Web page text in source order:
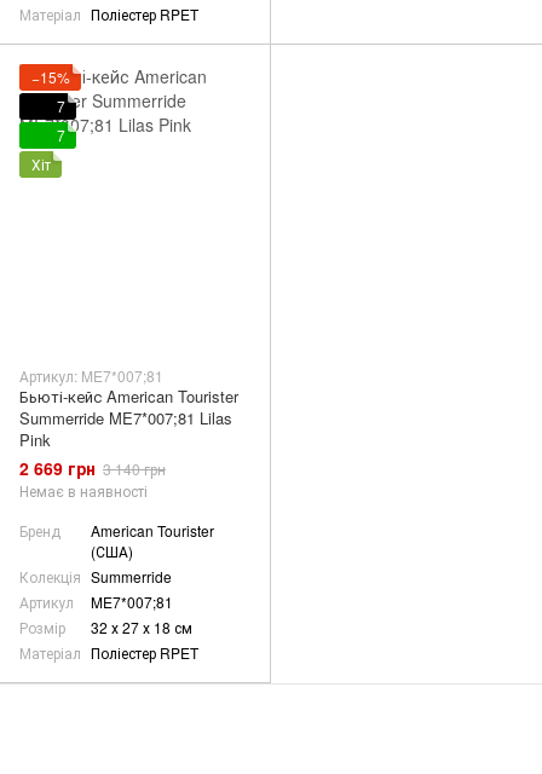
Матеріал Поліестер RPET
−15%
7
7
Хіт
Артикул: ME7*007;81
Бьюті-кейс American Tourister
Summerride ME7*007;81 Lilas
Pink
2 669 грн 3 140 грн
Немає в наявності
Бренд
American Tourister
(США)
Колекція Summerride
Артикул
ME7*007;81
Розмір
32 х 27 х 18 см
Матеріал Поліестер RPET